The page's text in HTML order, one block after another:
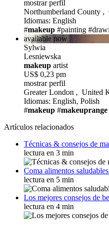
mostrar perfil
Northumberland County ,
Idiomas: English
#makeup #painting
available now
Sylwia
Lesniewska
makeup artist
US$ 0,23 pm
mostrar perfil
Greater London , United
Idiomas: English, Polish
#makeup #makeuprange
Artículos relacionados
Técnicas & consejos de
lectura en 3 min
Coma alimentos
lectura en 5 min
Los mejores consejos de
lectura en 4 min